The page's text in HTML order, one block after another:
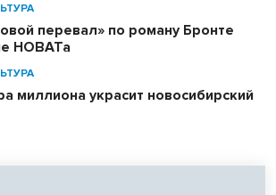
перевал» по роману Бронте
НОВАТа
миллиона украсит новосибирский